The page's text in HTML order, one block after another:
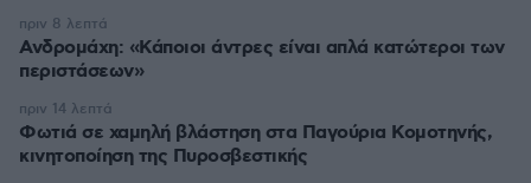
Ανδρομάχη: «Κάποιοι άντρες είναι απλά κατώτεροι των
περιστάσεων»
πριν 8 λεπτά
Φωτιά σε χαμηλή βλάστηση στα Παγούρια Κομοτηνής,
κινητοποίηση της Πυροσβεστικής
πριν 14 λεπτά